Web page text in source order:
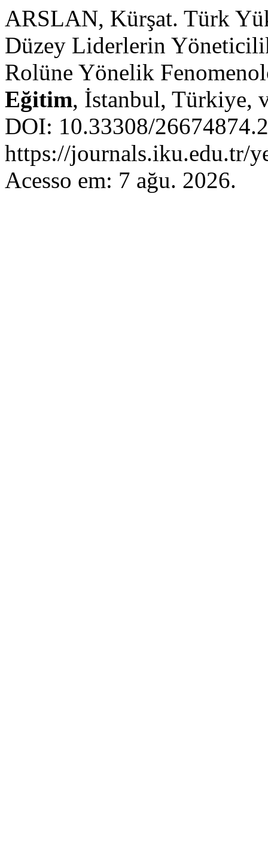
ARSLAN, Kürşat. Türk
Düzey Liderlerin
Rolüne Yönelik
Eğitim, İstanbul, Türkiye,
DOI: 10.33308/
https://journals.iku.edu.tr/
Acesso em: 7 ağu. 2026.